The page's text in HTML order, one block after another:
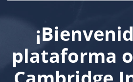
plataforma